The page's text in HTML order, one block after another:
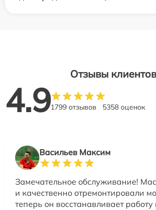
Отзывы клиентов
4.91799 отзывов 5358 оценок
Васильев Максим
Замечательное обслуживание!
и качественно отремонтировали
теперь он восстанавливает